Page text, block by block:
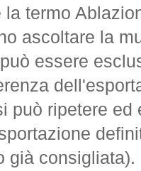
termo
ascoltare la
essere
può ripetere ed
già consigliata).